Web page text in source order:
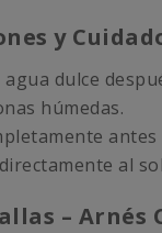
y
agua dulce
húmedas.
al
– Arnés